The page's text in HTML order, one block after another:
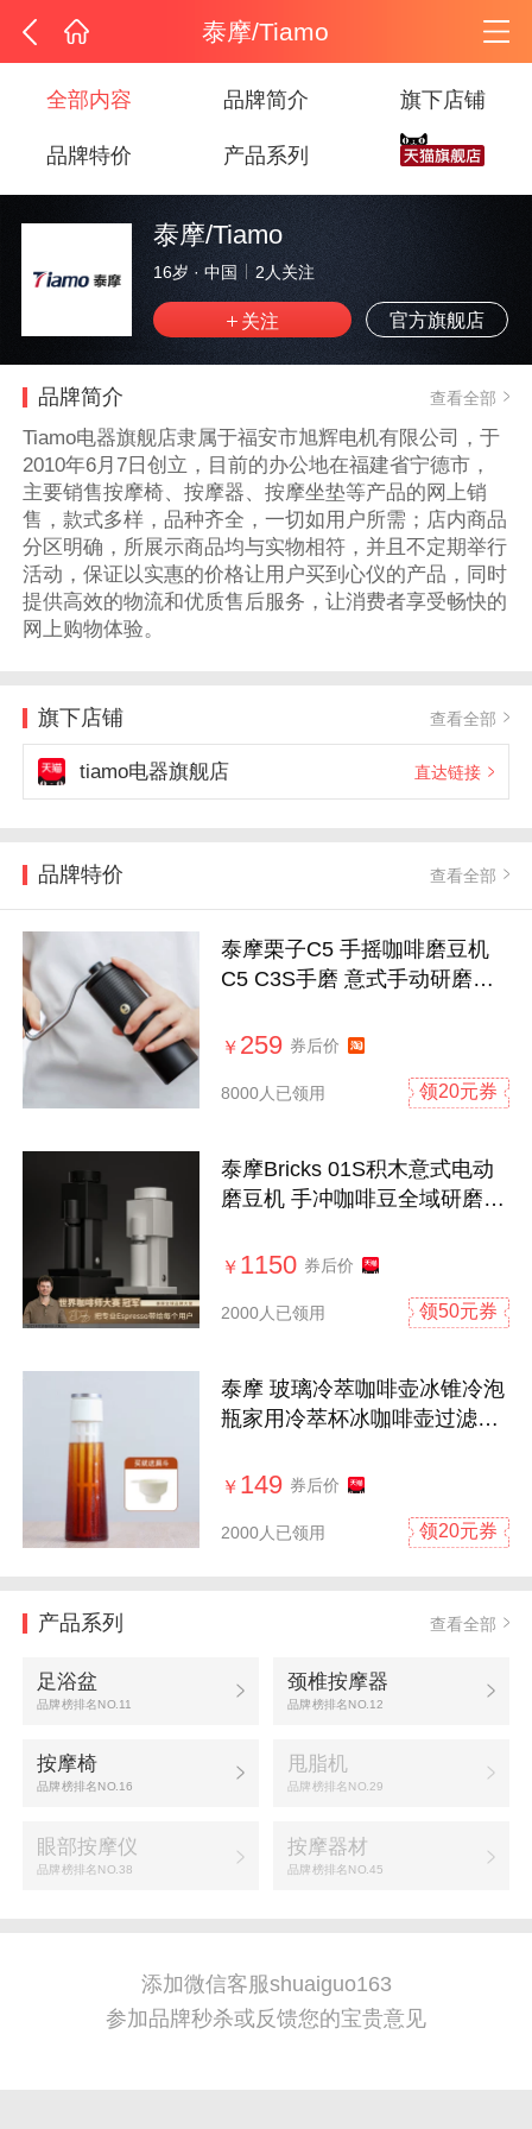
泰摩/Tiamo
全部内容 品牌简介 旗下店铺
品牌特价 产品系列
泰摩/Tiamo
16岁 · 中国 2 人关注
官方旗舰店
品牌简介 查看全部
Tiamo电器旗舰店隶属于福安市旭辉电机有限公司，于
2010年6月7日创立，目前的办公地在福建省宁德市，
主要销售按摩椅、按摩器、按摩坐垫等产品的网上销
售，款式多样，品种齐全，一切如用户所需；店内商品
分区明确，所展示商品均与实物相符，并且不定期举行
活动，保证以实惠的价格让用户买到心仪的产品，同时
提供高效的物流和优质售后服务，让消费者享受畅快的
网上购物体验。
旗下店铺 查看全部
tiamo电器旗舰店 直达链接
品牌特价 查看全部
泰摩栗子C5 手摇咖啡磨豆机
C5 C3S手磨 意式手动研磨机
￥ 259 券后价
8000人已领用 领20元券
泰摩Bricks 01S积木意式电动
磨豆机 手冲咖啡豆全域研磨家
￥ 1150 券后价
2000人已领用 领50元券
泰摩 玻璃冷萃咖啡壶冰锥冷泡
瓶家用冷萃杯冰咖啡壶过滤茶
￥ 149 券后价
2000人已领用 领20元券
产品系列 查看全部
足浴盆
品牌榜排名NO.11
颈椎按摩器
品牌榜排名NO.12
按摩椅
品牌榜排名NO.16
甩脂机
品牌榜排名NO.29
眼部按摩仪
品牌榜排名NO.38
按摩器材
品牌榜排名NO.45
添加微信客服shuaiguo163
参加品牌秒杀或反馈您的宝贵意见